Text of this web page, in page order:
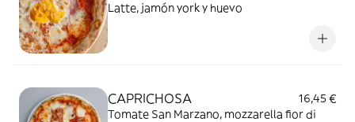
Latte, jamón york y huevo
CAPRICHOSA
16,45 €
Tomate San Marzano, mozzarella fior di